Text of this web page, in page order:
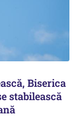
Biserica
stabilească